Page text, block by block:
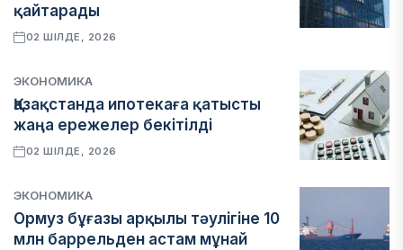
қайтарады
02 ШІЛДЕ, 2026
ЭКОНОМИКА
Қазақстанда ипотекаға қатысты
жаңа ережелер бекітілді
02 ШІЛДЕ, 2026
ЭКОНОМИКА
Ормуз бұғазы арқылы тәулігіне 10
млн баррельден астам мұнай